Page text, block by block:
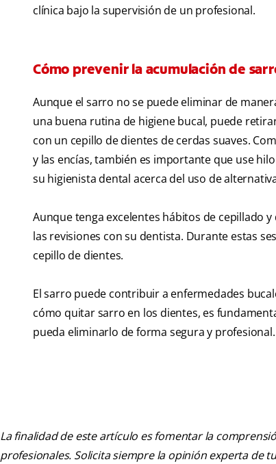
clínica bajo la supervisión de un profesional.
Cómo prevenir la acumulación de
Aunque el sarro no se puede eliminar de
una buena rutina de higiene bucal, puede
con un cepillo de dientes de cerdas suaves.
y las encías, también es importante que use
su higienista dental acerca del uso de
Aunque tenga excelentes hábitos de cepillado
las revisiones con su dentista. Durante estas
cepillo de dientes.
El sarro puede contribuir a enfermedades
cómo quitar sarro en los dientes, es
pueda eliminarlo de forma segura y profesional.
La finalidad de este artículo es fomentar la
profesionales. Solicita siempre la opinión experta de